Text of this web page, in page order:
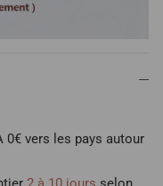
0€ vers les pays autour